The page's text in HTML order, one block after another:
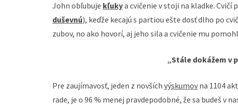
John obľubuje kľukya cvičenie v stoji na kladke.
duševnú), keďže kecajú s partiou ešte dosť dlho po
zubov, no ako hovorí, aj jeho sila a cvičenie mu
„Stále dokážem v
Pre zaujímavosť, jeden z novších výskumov na 1104
rade, je o 96 % menej pravdepodobné, že sa budeš v